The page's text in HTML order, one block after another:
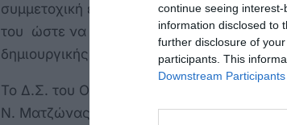
continue seeing
information disclosed to
further disclosure of
participants. This
Downstream Participants
συμμετοχική ευθύνη, τη διαφάνεια, τη
του ώστε να προσελκύσει αιρετούς και
δημιουργικής μας κοινωνίας.
Το Δ.Σ. του Ομίλου. Κ. Καϊσερλης Μ.
Ν. Ματζώνας.